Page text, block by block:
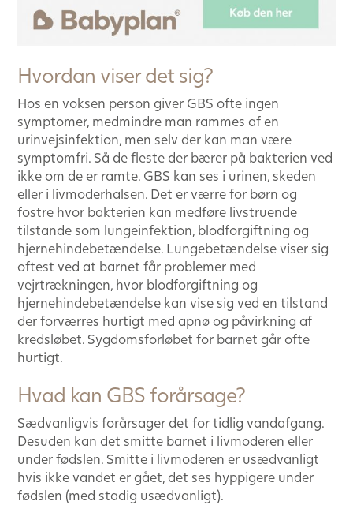
Hvordan viser det sig?
Hos en voksen person giver GBS ofte ingen
symptomer, medmindre man rammes af en
urinvejsinfektion, men selv der kan man være
symptomfri. Så de fleste der bærer på bakterien ved
ikke om de er ramte. GBS kan ses i urinen, skeden
eller i livmoderhalsen. Det er værre for børn og
fostre hvor bakterien kan medføre livstruende
tilstande som lungeinfektion, blodforgiftning og
hjernehindebetændelse. Lungebetændelse viser sig
oftest ved at barnet får problemer med
vejrtrækningen, hvor blodforgiftning og
hjernehindebetændelse kan vise sig ved en tilstand
der forværres hurtigt med apnø og påvirkning af
kredsløbet. Sygdomsforløbet for barnet går ofte
hurtigt.
Hvad kan GBS forårsage?
Sædvanligvis forårsager det for tidlig vandafgang.
Desuden kan det smitte barnet i livmoderen eller
under fødslen. Smitte i livmoderen er usædvanligt
hvis ikke vandet er gået, det ses hyppigere under
fødslen (med stadig usædvanligt).